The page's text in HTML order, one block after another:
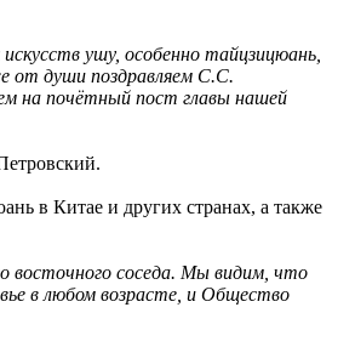
ушу, особенно тайцзицюань,
души поздравляем С.С.
на почётный пост главы нашей
в Китае и других странах, а также
восточного соседа. Мы видим, что
в любом возрасте, и Общество